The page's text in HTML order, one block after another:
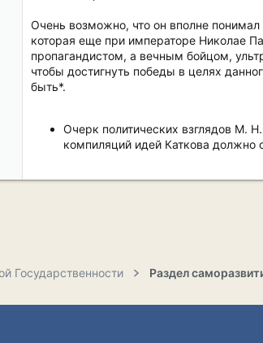
Очень возможно, что он вполне
которая еще при императоре Николае
пропагандистом, а вечным бойцом,
чтобы достигнуть победы в целях
быть*.
Очерк политических взглядов М.
компиляций идей Каткова должно
Государственности